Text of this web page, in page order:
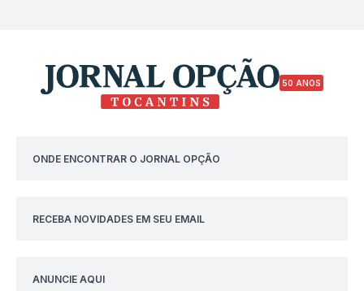
50 ANOS
ONDE ENCONTRAR O JORNAL OPÇÃO
RECEBA NOVIDADES EM SEU EMAIL
ANUNCIE AQUI